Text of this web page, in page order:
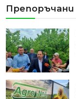
Препоръчани